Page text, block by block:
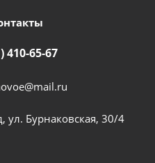
410-65-67
ул. Бурнаковская, 30/4